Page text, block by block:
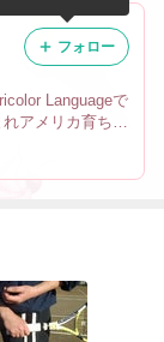
Languageで
アメリカ育ちで
ニュアンスの
フォロー